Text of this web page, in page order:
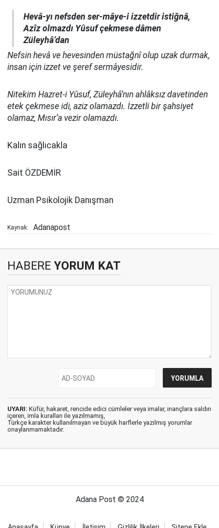
Hevâ-yı nefsden ser-mâye-i izzetdir istiğnâ,
Azîz olmazdı Yûsuf çekmese dâmen
Züleyhâ’dan
Nefsin hevâ ve hevesinden müstağnî olup uzak durmak,
insan için izzet ve şeref sermâyesidir.
Nitekim Hazret-i Yûsuf, Züleyhâ’nın ahlâksız davetinden
etek çekmese idi, aziz olamazdı. İzzetli bir şahsiyet
olamaz, Mısır’a vezir olamazdı.
Kalın sağlıcakla
Sait ÖZDEMİR
Uzman Psikolojik Danışman
Kaynak: Adanapost
HABERE YORUM KAT
UYARI: Küfür, hakaret, rencide edici cümleler veya imalar, inançlara saldırı
içeren, imla kuralları ile yazılmamış,
Türkçe karakter kullanılmayan ve büyük harflerle yazılmış yorumlar
onaylanmamaktadır.
Adana Post © 2024